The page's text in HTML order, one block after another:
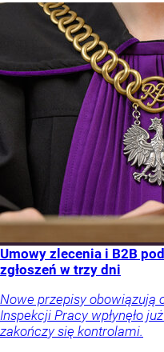
Umowy zlecenia i B2B
zgłoszeń w trzy dni
Nowe przepisy obowiązują
Inspekcji Pracy wpłynęło
zakończy się kontrolami.